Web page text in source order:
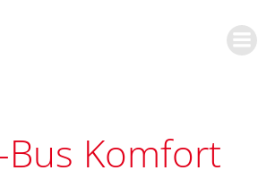
Bus Komfort